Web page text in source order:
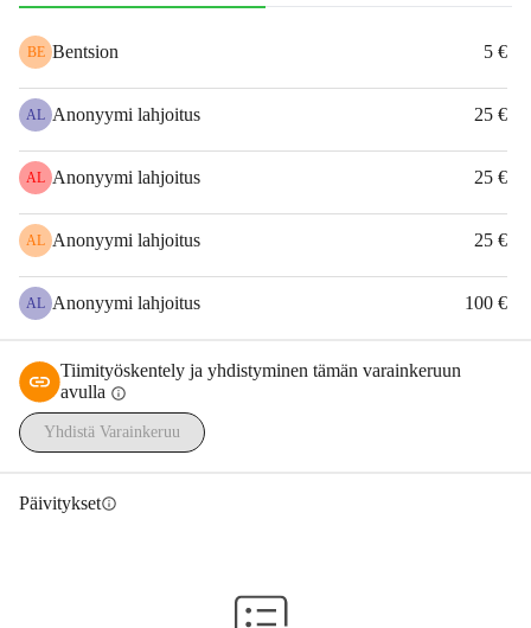
BE Bentsion 5 €
AL Anonyymi lahjoitus 25 €
AL Anonyymi lahjoitus 25 €
AL Anonyymi lahjoitus 25 €
AL Anonyymi lahjoitus 100 €
Tiimityöskentely ja yhdistyminen tämän varainkeruun
avulla info
Yhdistä Varainkeruu
Päivityksetinfo